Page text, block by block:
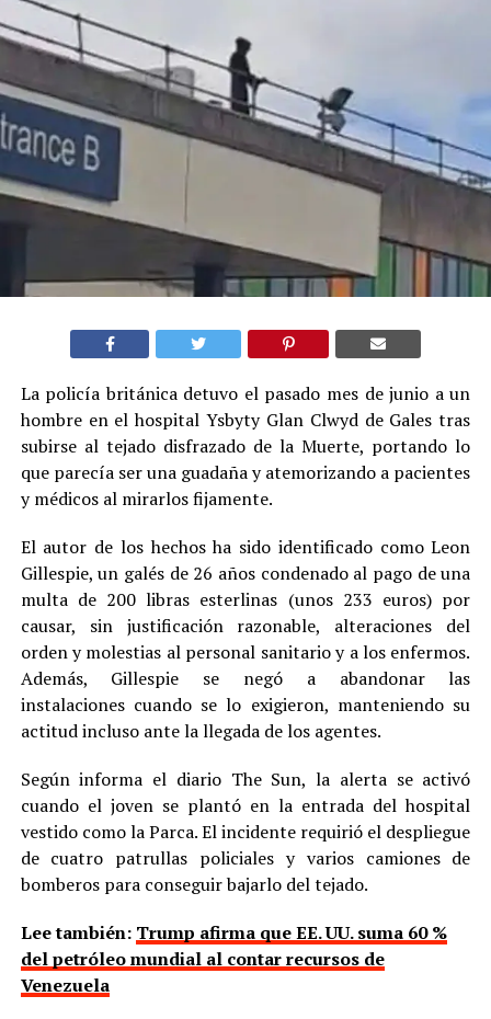
La policía británica detuvo el pasado mes de junio a un
hombre en el hospital Ysbyty Glan Clwyd de Gales tras
subirse al tejado disfrazado de la Muerte, portando lo
que parecía ser una guadaña y atemorizando a pacientes
y médicos al mirarlos fijamente.
El autor de los hechos ha sido identificado como Leon
Gillespie, un galés de 26 años condenado al pago de una
multa de 200 libras esterlinas (unos 233 euros) por
causar, sin justificación razonable, alteraciones del
orden y molestias al personal sanitario y a los enfermos.
Además, Gillespie se negó a abandonar las
instalaciones cuando se lo exigieron, manteniendo su
actitud incluso ante la llegada de los agentes.
Según informa el diario The Sun, la alerta se activó
cuando el joven se plantó en la entrada del hospital
vestido como la Parca. El incidente requirió el despliegue
de cuatro patrullas policiales y varios camiones de
bomberos para conseguir bajarlo del tejado.
Lee también: Trump afirma que EE. UU. suma 60 %
del petróleo mundial al contar recursos de
Venezuela